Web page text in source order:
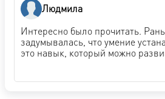
Людмила
Интересно было прочитать.
задумывалась, что умение
это навык, который можно